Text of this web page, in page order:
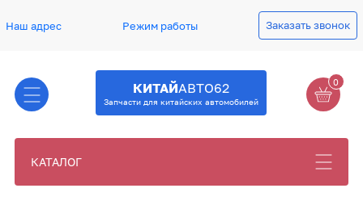
Наш адрес Режим работы Заказать звонок
КИТАЙАВТО62
Запчасти для китайских автомобилей
0
КАТАЛОГ